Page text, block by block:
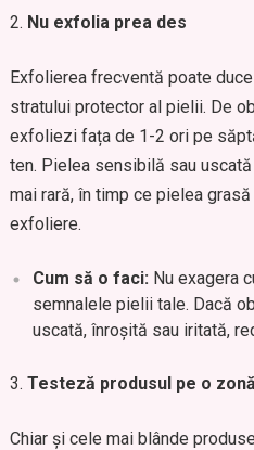
Nu exfolia prea des
Exfolierea frecventă poate
stratului protector al pielii. De
exfoliezi fața de 1-2 ori pe
ten. Pielea sensibilă sau
mai rară, în timp ce pielea
exfoliere.
Cum să o faci: Nu exagera
semnalele pielii tale. Dacă
uscată, înroșită sau iritată,
Testeză produsul pe o
Chiar și cele mai blânde